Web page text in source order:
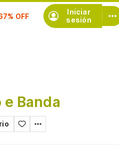
Iniciar
sesión
Banda